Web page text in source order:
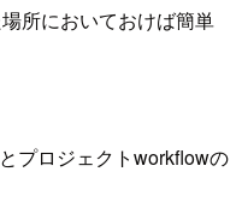
所においておけば簡単
プロジェクトworkflowの